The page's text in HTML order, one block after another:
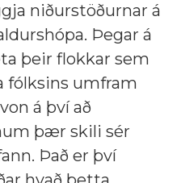
niðurstöðurnar á
Þegar á
þeir flokkar sem
fólksins umfram
á því að
þær skili sér
Það er því